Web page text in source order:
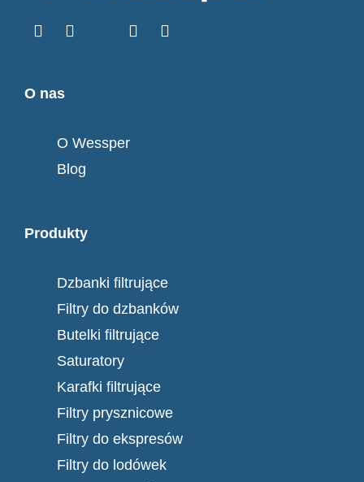
O nas
O Wessper
Blog
Produkty
Dzbanki filtrujące
Filtry do dzbanków
Butelki filtrujące
Saturatory
Karafki filtrujące
Filtry prysznicowe
Filtry do ekspresów
Filtry do lodówek